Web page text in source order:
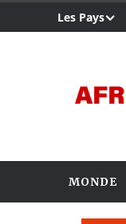
Les Pays
MONDE